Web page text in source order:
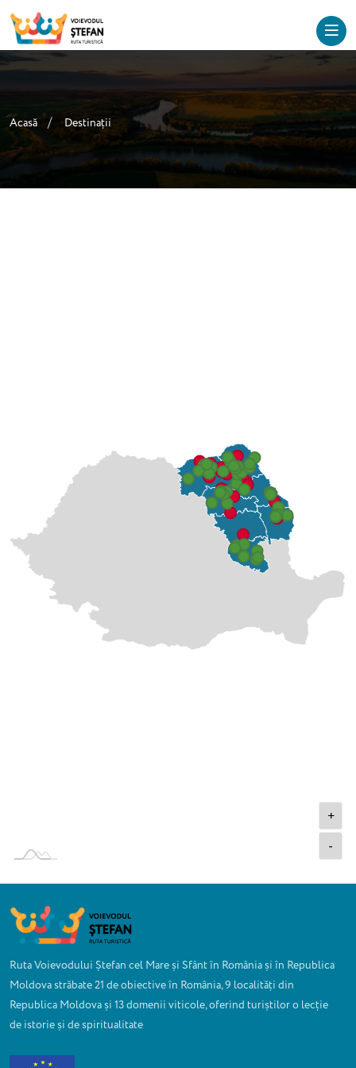
Acasă Destinații
+
-
Ruta Voievodului Ștefan cel Mare și Sfânt în România și în Republica
Moldova străbate 21 de obiective în România, 9 localități din
Republica Moldova și 13 domenii viticole, oferind turiștilor o lecție
de istorie și de spiritualitate